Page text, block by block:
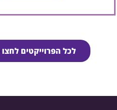
לכל הפרוייקטים לחצו